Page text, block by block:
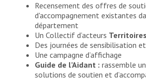
Recensement des offres de
d'accompagnement existantes
département
Un Collectif d’acteurs
Des journées de sensibilisation
Une campagne d’affichage
Guide de l’Aidant : rassemble
solutions de soutien et